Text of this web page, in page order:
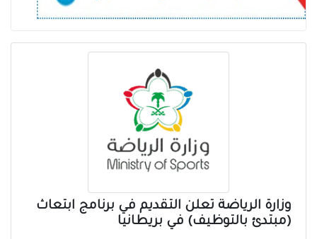
وزارة الرياضة تعلن التقديم في برنامج ابتعاث
(مبتدئ بالتوظيف) في بريطانيا